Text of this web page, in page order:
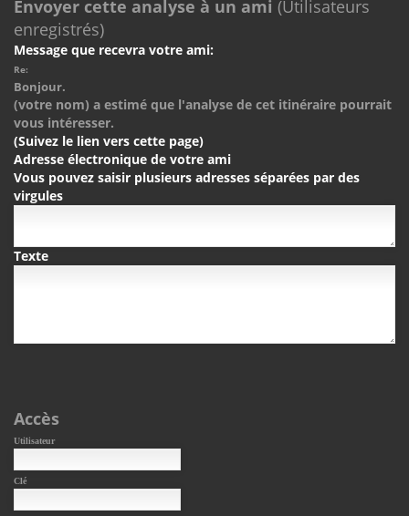
Envoyer cette analyse à un ami (Utilisateurs
enregistrés)
Message que recevra votre ami:
Re:
Bonjour.
(votre nom) a estimé que l'analyse de cet itinéraire pourrait
vous intéresser.
(Suivez le lien vers cette page)
Adresse électronique de votre ami
Vous pouvez saisir plusieurs adresses séparées par des
virgules
Texte
Accès
Utilisateur
Clé